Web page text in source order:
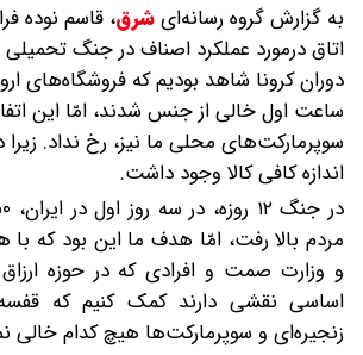
به گزارش گروه رسانه‌ایشرق، قاسم نوده
اتاق درمورد عملکرد اصناف در جنگ
ساعت اول خالی از جنس شدند، امّا این
سوپرمارکت‌های محلی ما نیز، رخ نداد. زیرا
اندازه کافی کالا وجود داشت.
مردم بالا رفت، امّا هدف ما این بود که با
و وزارت صمت و افرادی که در حوزه
اساسی نقشی دارند کمک کنیم که
زنجیره‌ای و سوپرمارکت‌ها هیچ کدام خالی